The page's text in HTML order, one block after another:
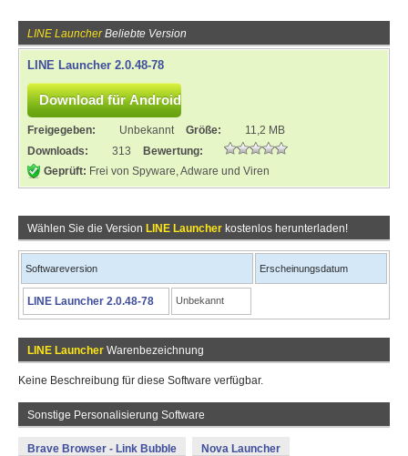
LINE LauncherBeliebte Version
LINE Launcher 2.0.48-78
Freigegeben: Unbekannt Größe:
11,2 MB
Downloads:
313
Bewertung:
Geprüft: Frei von Spyware, Adware und Viren
Wählen Sie die Version LINE Launcher kostenlos herunterladen!
Softwareversion Erscheinungsdatum
LINE Launcher 2.0.48-78 Unbekannt
LINE Launcher Warenbezeichnung
Keine Beschreibung für diese Software verfügbar.
Sonstige Personalisierung Software
Brave Browser - Link Bubble Nova Launcher